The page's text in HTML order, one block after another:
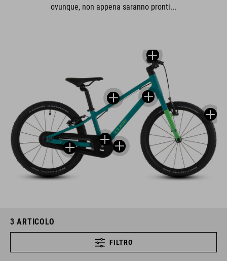
ovunque, non appena saranno pronti...
3 ARTICOLO
FILTRO